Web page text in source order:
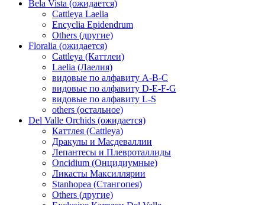
Bela Vista (ожидается)
Cattleya Laelia
Encyclia Epidendrum
Others (другие)
Floralia (ожидается)
Cattleya (Каттлеи)
Laelia (Лаелия)
видовые по алфавиту A-B-C
видовые по алфавиту D-E-F-G
видовые по алфавиту L-S
others (остальное)
Del Valle Orchids (ожидается)
Каттлея (Cattleya)
Дракулы и Масдеваллии
Лепантесы и Плевроталлиды
Oncidium (Онцидиумные)
Ликасты Максиллярии
Stanhopea (Стангопея)
Others (другие)